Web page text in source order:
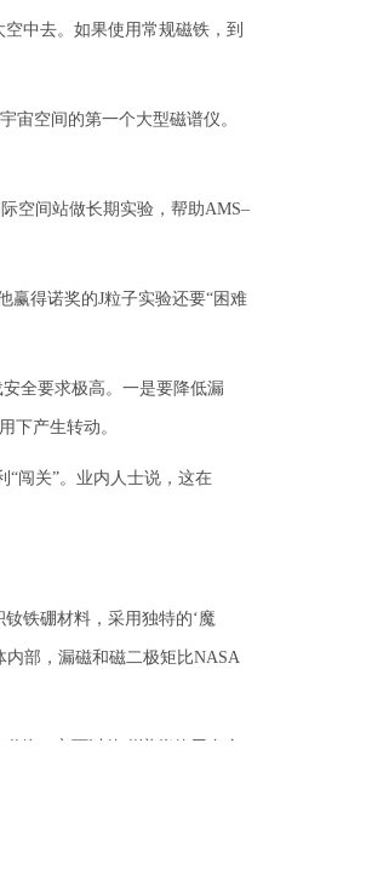
中去。如果使用常规磁铁，到
空间的第一个大型磁谱仪。
空间站做长期实验，帮助AMS–
得诺奖的J粒子实验还要“困难
全要求极高。一是要降低漏
下产生转动。
闯关”。业内人士说，这在
铁硼材料，采用独特的‘魔
部，漏磁和磁二极矩比NASA